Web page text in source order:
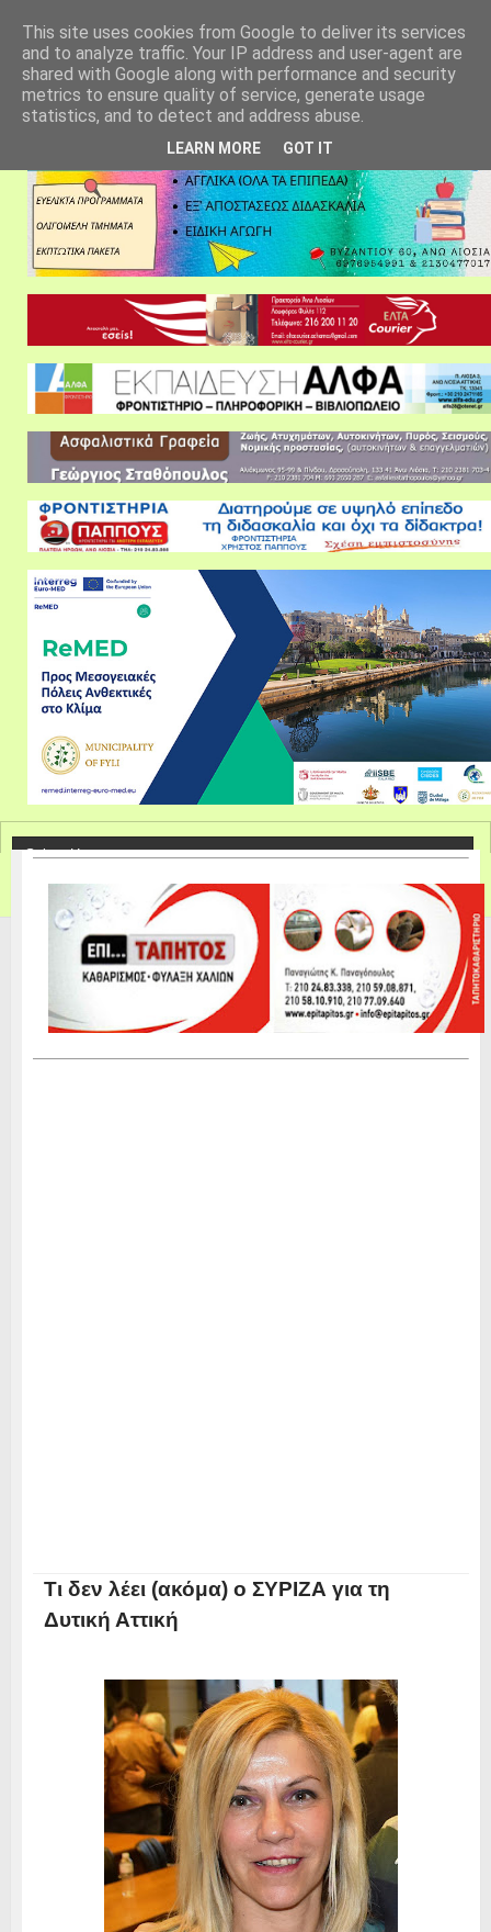
Τι δεν λέει (ακόμα) ο ΣΥΡΙΖΑ για τη
Δυτική Αττική
This site uses cookies from Google to deliver its services
and to analyze traffic. Your IP address and user-agent are
shared with Google along with performance and security
metrics to ensure quality of service, generate usage
statistics, and to detect and address abuse.
LEARN MORE GOT IT